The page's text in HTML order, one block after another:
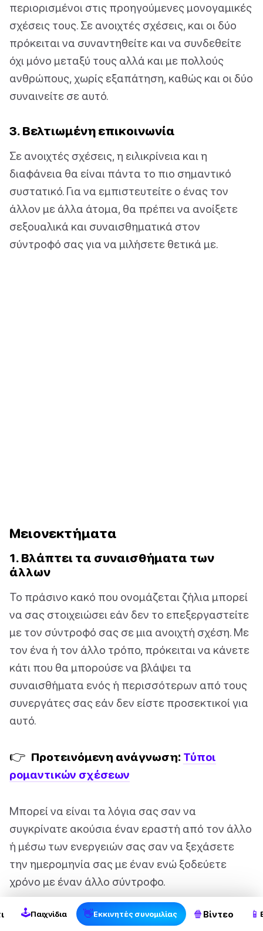
περιορισμένοι στις προηγούμενες μονογαμικές
σχέσεις τους. Σε ανοιχτές σχέσεις, και οι δύο
πρόκειται να συναντηθείτε και να συνδεθείτε
όχι μόνο μεταξύ τους αλλά και με πολλούς
ανθρώπους, χωρίς εξαπάτηση, καθώς και οι δύο
συναινείτε σε αυτό.
3. Βελτιωμένη επικοινωνία
Σε ανοιχτές σχέσεις, η ειλικρίνεια και η
διαφάνεια θα είναι πάντα το πιο σημαντικό
συστατικό. Για να εμπιστευτείτε ο ένας τον
άλλον με άλλα άτομα, θα πρέπει να ανοίξετε
σεξουαλικά και συναισθηματικά στον
σύντροφό σας για να μιλήσετε θετικά με.
Μειονεκτήματα
1. Βλάπτει τα συναισθήματα των
άλλων
Το πράσινο κακό που ονομάζεται ζήλια μπορεί
να σας στοιχειώσει εάν δεν το επεξεργαστείτε
με τον σύντροφό σας σε μια ανοιχτή σχέση. Με
τον ένα ή τον άλλο τρόπο, πρόκειται να κάνετε
κάτι που θα μπορούσε να βλάψει τα
συναισθήματα ενός ή περισσότερων από τους
συνεργάτες σας εάν δεν είστε προσεκτικοί για
αυτό.
👉 Προτεινόμενη ανάγνωση: Τύποι
ρομαντικών σχέσεων
Μπορεί να είναι τα λόγια σας σαν να
συγκρίνατε ακούσια έναν εραστή από τον άλλο
ή μέσω των ενεργειών σας σαν να ξεχάσετε
την ημερομηνία σας με έναν ενώ ξοδεύετε
χρόνο με έναν άλλο σύντροφο.
2. Αποτελεσματικότητα
🕹Παιχνίδια 👋Εκκινητές συνομιλίας 🍿 Βίντεο 📱